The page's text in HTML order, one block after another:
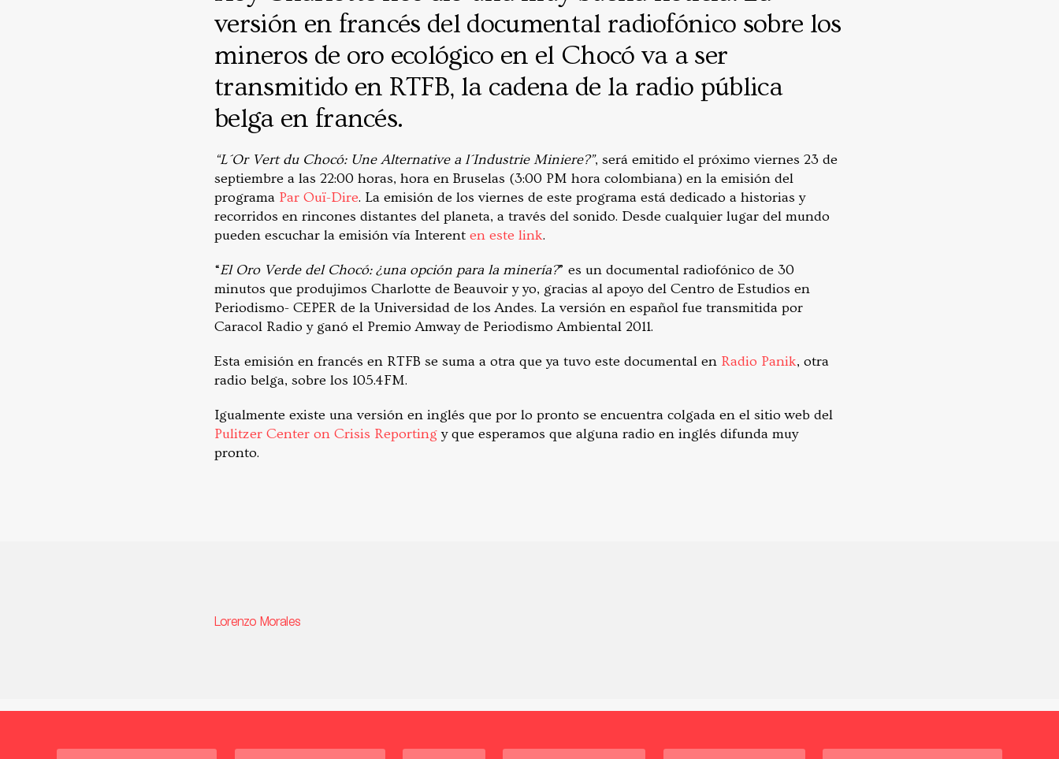
versión en francés del documental radiofónico sobre los
mineros de oro ecológico en el Chocó va a ser
transmitido en RTFB, la cadena de la radio pública
belga en francés.
“L´Or Vert du Chocó: Une Alternative a l´Industrie Miniere?”, será emitido el próximo viernes 23 de
septiembre a las 22:00 horas, hora en Bruselas (3:00 PM hora colombiana) en la emisión del
programa Par Ouï-Dire. La emisión de los viernes de este programa está dedicado a historias y
recorridos en rincones distantes del planeta, a través del sonido. Desde cualquier lugar del mundo
pueden escuchar la emisión vía Interent en este link.
“El Oro Verde del Chocó: ¿una opción para la minería?” es un documental radiofónico de 30
minutos que produjimos Charlotte de Beauvoir y yo, gracias al apoyo del Centro de Estudios en
Periodismo- CEPER de la Universidad de los Andes. La versión en español fue transmitida por
Caracol Radio y ganó el Premio Amway de Periodismo Ambiental 2011.
Esta emisión en francés en RTFB se suma a otra que ya tuvo este documental en Radio Panik, otra
radio belga, sobre los 105.4FM.
Igualmente existe una versión en inglés que por lo pronto se encuentra colgada en el sitio web del
Pulitzer Center on Crisis Reportingy que esperamos que alguna radio en inglés difunda muy
pronto.
Lorenzo Morales